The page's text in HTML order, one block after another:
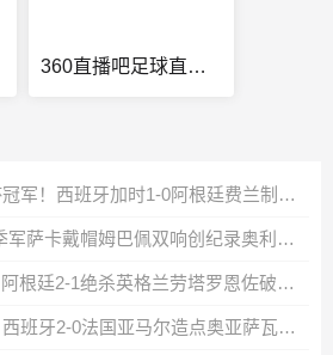
360直播吧足球直播无插件直播
时隔16年夺世界杯冠军！西班牙加时1-0阿根廷费兰制胜恩佐染红
英格兰6-4法国获季军萨卡戴帽姆巴佩双响创纪录奥利塞2助+失良机
连续两届进决赛！阿根廷2-1绝杀英格兰劳塔罗恩佐破门梅西两助攻
时隔16年进决赛！西班牙2-0法国亚马尔造点奥亚萨瓦尔、波罗破门